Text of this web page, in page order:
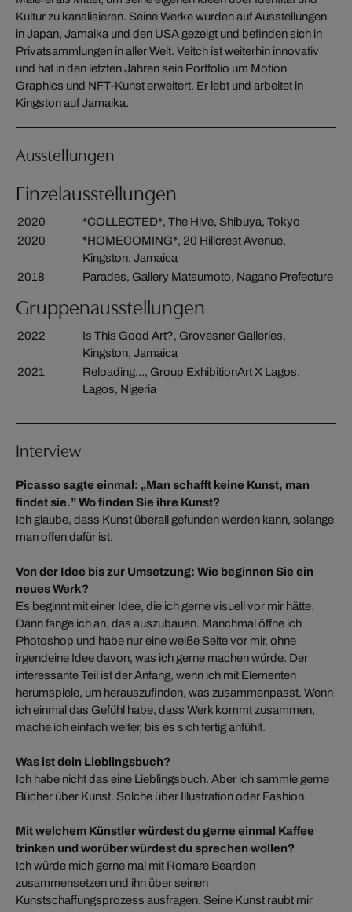
Kultur zu kanalisieren. Seine Werke wurden auf Ausstellungen
in Japan, Jamaika und den USA gezeigt und befinden sich in
Privatsammlungen in aller Welt. Veitch ist weiterhin innovativ
und hat in den letzten Jahren sein Portfolio um Motion
Graphics und NFT-Kunst erweitert. Er lebt und arbeitet in
Kingston auf Jamaika.
Ausstellungen
Einzelausstellungen
2020
*COLLECTED*, The Hive, Shibuya, Tokyo
2020
*HOMECOMING*, 20 Hillcrest Avenue,
Kingston, Jamaica
2018
Parades, Gallery Matsumoto, Nagano Prefecture
Gruppenausstellungen
2022
Is This Good Art?, Grovesner Galleries,
Kingston, Jamaica
2021
Reloading..., Group ExhibitionArt X Lagos,
Lagos, Nigeria
Interview
Picasso sagte einmal: „Man schafft keine Kunst, man
findet sie.” Wo finden Sie ihre Kunst?
Ich glaube, dass Kunst überall gefunden werden kann, solange
man offen dafür ist.
Von der Idee bis zur Umsetzung: Wie beginnen Sie ein
neues Werk?
Es beginnt mit einer Idee, die ich gerne visuell vor mir hätte.
Dann fange ich an, das auszubauen. Manchmal öffne ich
Photoshop und habe nur eine weiße Seite vor mir, ohne
irgendeine Idee davon, was ich gerne machen würde. Der
interessante Teil ist der Anfang, wenn ich mit Elementen
herumspiele, um herauszufinden, was zusammenpasst. Wenn
ich einmal das Gefühl habe, dass Werk kommt zusammen,
mache ich einfach weiter, bis es sich fertig anfühlt.
Was ist dein Lieblingsbuch?
Ich habe nicht das eine Lieblingsbuch. Aber ich sammle gerne
Bücher über Kunst. Solche über Illustration oder Fashion.
Mit welchem Künstler würdest du gerne einmal Kaffee
trinken und worüber würdest du sprechen wollen?
Ich würde mich gerne mal mit Romare Bearden
zusammensetzen und ihn über seinen
Kunstschaffungsprozess ausfragen. Seine Kunst raubt mir